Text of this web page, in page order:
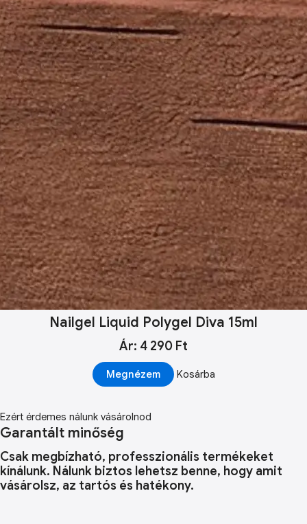
Nailgel Liquid Polygel Diva 15ml
Ár: 4 290 Ft
Megnézem Kosárba
Ezért érdemes nálunk vásárolnod
Garantált minőség
Csak megbízható, professzionális termékeket
kínálunk. Nálunk biztos lehetsz benne, hogy amit
vásárolsz, az tartós és hatékony.